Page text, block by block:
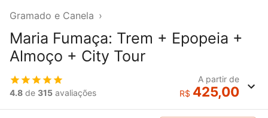
Gramado e Canela ›
Maria Fumaça: Trem + Epopeia +
Almoço + City Tour
4.8 de 315 avaliações
A partir de
R$ 425,00